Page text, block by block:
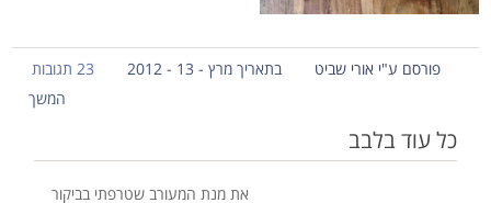
פורסם ע"י אורי שביט בתאריך מרץ - 13 - 2012
23 תגובות
המשך
כל עוד בלבב
את מנת המעורב שטרפתי בביקור